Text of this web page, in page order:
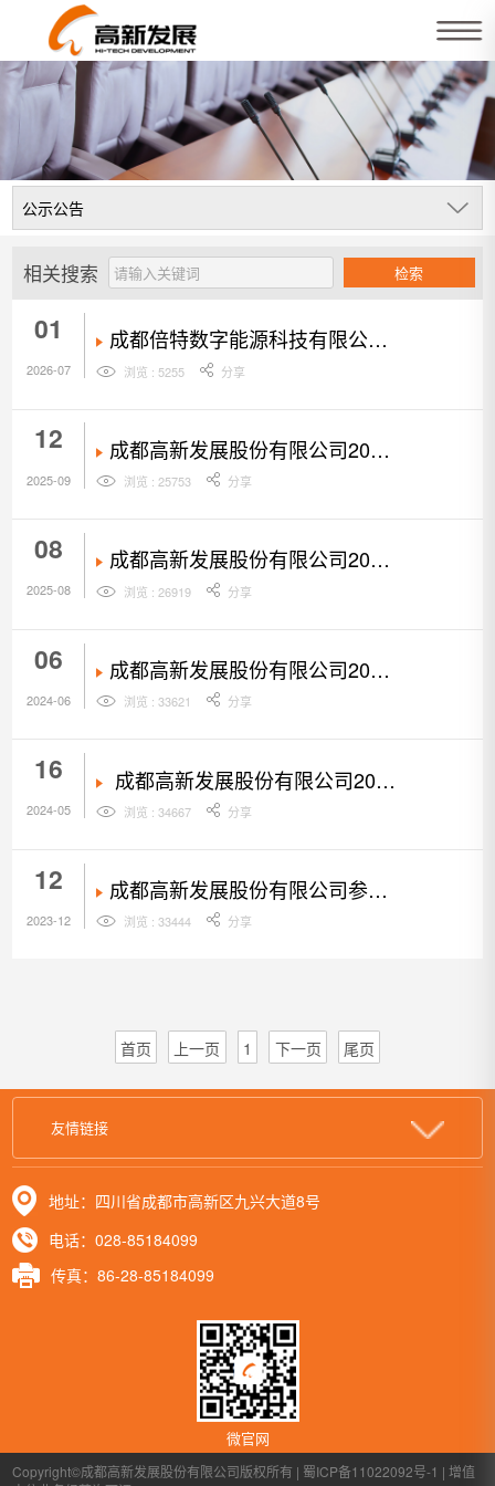
相关搜索 检索
01
2026-07
成都倍特数字能源科技有限公司
新能源业务供应商招募入库公告
浏览 : 5255 分享
12
2025-09
成都高新发展股份有限公司2025
年度环境、社会和公司治理
浏览 : 25753 分享
08
2025-08
成都高新发展股份有限公司2025
年度环境、社会和公司治理
浏览 : 26919 分享
06
2024-06
成都高新发展股份有限公司2024
年年度审计会计师事务所选聘项目
浏览 : 33621 分享
16
2024-05
成都高新发展股份有限公司2024
年年度审计会计师事务所选聘竞争
浏览 : 34667 分享
12
2023-12
成都高新发展股份有限公司参股
投资项目年度估值分析服务比选文
浏览 : 33444 分享
首页 上一页 1 下一页 尾页
友情链接
地址：四川省成都市高新区九兴大道8号
电话：028-85184099
传真：86-28-85184099
微官网
Copyright©成都高新发展股份有限公司版权所有 | 蜀ICP备11022092号-1 | 增值